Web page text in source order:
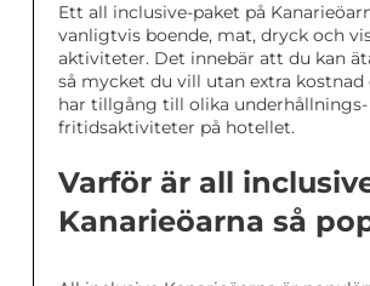
Ett all inclusive-paket på
vanligtvis boende, mat, dryck och
aktiviteter. Det innebär att du kan
så mycket du vill utan extra
har tillgång till olika
fritidsaktiviteter på hotellet.
Varför är all
Kanarieöarna så